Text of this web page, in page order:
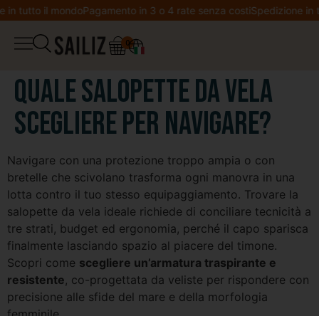
il mondoPagamento in 3 o 4 rate senza costiSpedizione in
0
Boutique
Salopette
Giacca
Felpa
T-shirt
Leggings
Diario di bordo
Co-creazione
Benvenuta in Sailiz
Lista dei desideri
Il mio account
Quale salopette da vela
scegliere per navigare?
Navigare con una protezione troppo ampia o con
bretelle che scivolano trasforma ogni manovra in una
lotta contro il tuo stesso equipaggiamento. Trovare la
salopette da vela ideale richiede di conciliare tecnicità a
tre strati, budget ed ergonomia, perché il capo sparisca
finalmente lasciando spazio al piacere del timone.
Scopri come scegliere un’armatura traspirante e
resistente, co-progettata da veliste per rispondere con
precisione alle sfide del mare e della morfologia